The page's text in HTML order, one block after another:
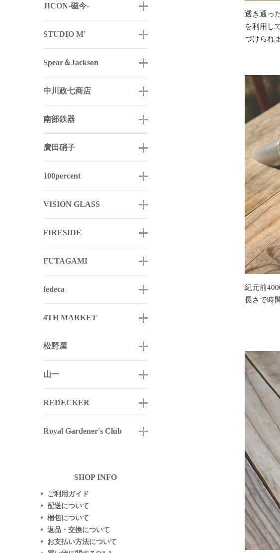
JICON-磁今-
STUDIO M'
Spear＆Jackson
中川政七商店
南部鉄器
廣田硝子
100percent
VISION GLASS
FIRESIDE
FUTAGAMI
fedeca
4TH MARKET
松野屋
山一
REDECKER
Royal Gardener's Club
SHOP INFO
▶ ご利用ガイド
▶ 配送について
▶ 梱包について
▶ 返品・交換について
▶ お支払い方法について
透き通っ
を利用し
づけられ
紀元前
長さで時